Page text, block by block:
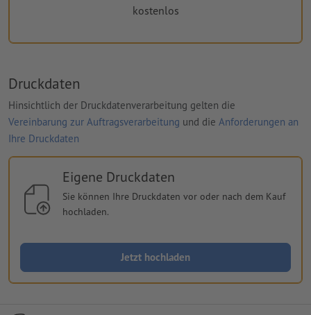
kostenlos
Druckdaten
Hinsichtlich der Druckdatenverarbeitung gelten die
Vereinbarung zur Auftragsverarbeitung und die Anforderungen an
Ihre Druckdaten
Eigene Druckdaten
Sie können Ihre Druckdaten vor oder nach dem Kauf
hochladen.
Jetzt hochladen